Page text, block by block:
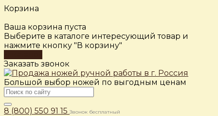
Корзина
Ваша корзина пуста
Выберите в каталоге интересующий товар и
нажмите кнопку "В корзину"
Заказать звонок
Большой выбор ножей по выгодным ценам
8 (800) 550 91 15 Звонок бесплатный